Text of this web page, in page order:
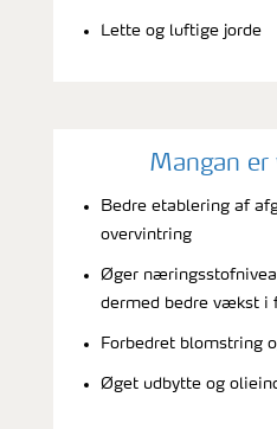
Lette og luftige jorde
Mangan
Bedre etablering af
overvintring
Øger
dermed bedre vækst i
Forbedret blomstring
Øget udbytte og